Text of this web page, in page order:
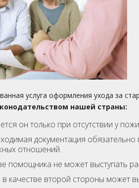
услуга оформления ухода за
нашей страны:
он только при отсутствии у
документация
отношений.
помощника не может выступать
качестве второй стороны может